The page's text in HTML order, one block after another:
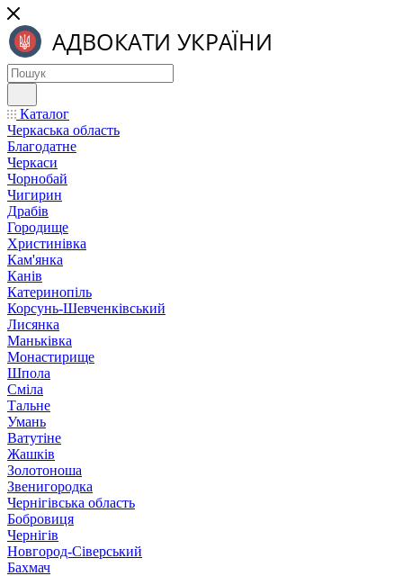
Каталог
Черкаська область
Благодатне
Черкаси
Чорнобай
Чигирин
Драбів
Городище
Христинівка
Кам'янка
Канів
Катеринопіль
Корсунь-Шевченківський
Лисянка
Маньківка
Монастирище
Шпола
Сміла
Тальне
Умань
Ватутіне
Жашків
Золотоноша
Звенигородка
Чернігівська область
Бобровиця
Чернігів
Новгород-Сіверський
Бахмач